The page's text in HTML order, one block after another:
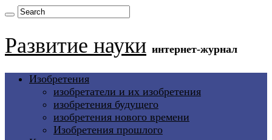
Развитие науки интернет-журнал
Изобретения
изобретатели и их изобретения
изобретения будущего
изобретения нового времени
Изобретения прошлого